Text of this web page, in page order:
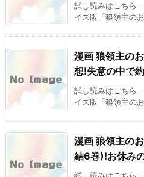
試し読みはこちら
イズ版「狼領主の
漫画 狼領主の
想!失意の中で
試し読みはこちら
イズ版「狼領主の
漫画 狼領主の
結6巻)!お休み